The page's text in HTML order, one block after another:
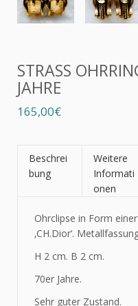
STRASS
JAHRE
165,00€
Beschrei
bung
Weitere
Informati
onen
Ohrclipse in Form
‚CH.Dior‘.
H 2 cm. B 2 cm.
70er Jahre.
Sehr guter Zustand.